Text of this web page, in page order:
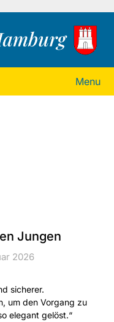
Menu
Jungen
2026
sicherer.
um den Vorgang zu
elegant gelöst.“